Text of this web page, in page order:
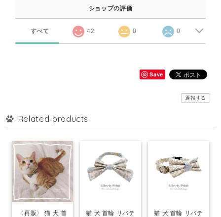
ショップの評価
すべて 42 0 0
Save
通報する
Related products
〈再販〉 猫 犬 首
猫 犬 首輪 リバテ
猫 犬 首輪 リバテ